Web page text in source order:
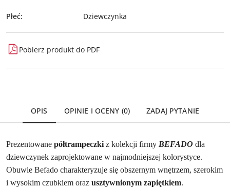
Płeć: Dziewczynka
Pobierz produkt do PDF
OPIS OPINIE I OCENY (0) ZADAJ PYTANIE
Prezentowane półtrampeczki z kolekcji firmy BEFADO dla
dziewczynek zaprojektowane w najmodniejszej kolorystyce.
Obuwie Befado charakteryzuje się obszernym wnętrzem, szerokim
i wysokim czubkiem oraz usztywnionym zapiętkiem.